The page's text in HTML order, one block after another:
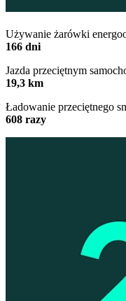
Używanie żarówki
166 dni
Jazda przeciętnym
19,3 km
Ładowanie przeciętnego
608 razy